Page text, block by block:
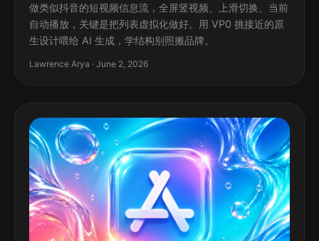
做类似抖音的短视频信息流，全屏竖视频、上滑切换、当前
自动播放，关键是把列表虚拟化做好。用 VP0 挑接近的原
生设计喂给 AI 生成，学结构别照搬品牌。
Lawrence Arya · June 2, 2026